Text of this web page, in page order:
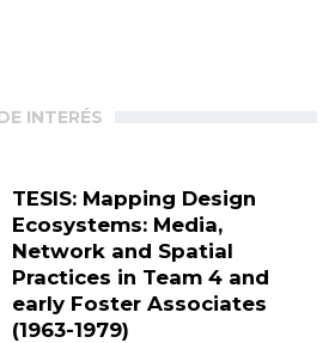
INTERÉS
TESIS: Mapping Design
Ecosystems: Media,
Network and Spatial
Practices in Team 4 and
early Foster Associates
(1963-1979)